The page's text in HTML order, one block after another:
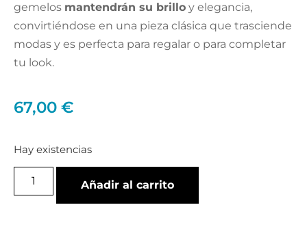
gemelos mantendrán su brillo y elegancia,
convirtiéndose en una pieza clásica que trasciende
modas y es perfecta para regalar o para completar
tu look.
67,00 €
Hay existencias
Añadir al carrito